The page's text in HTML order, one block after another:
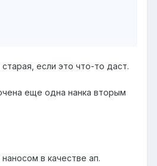
если это что-то даст.
еще одна нанка вторым
в качестве ап.